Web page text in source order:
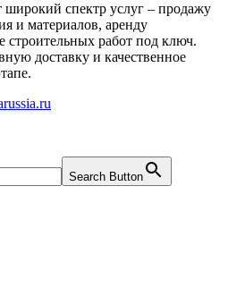
спектр услуг – продажу
и материалов, аренду
работ под ключ.
доставку и качественное
Search Button